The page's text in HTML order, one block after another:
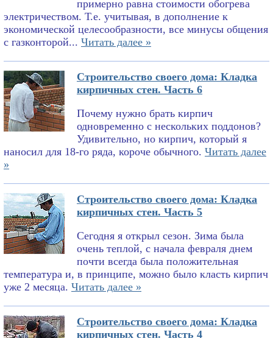
примерно равна стоимости обогрева
электричеством. Т.е. учитывая, в дополнение к
экономической целесообразности, все минусы общения
с газконторой... Читать далее »
Строительство своего дома: Кладка
кирпичных стен. Часть 6
Почему нужно брать кирпич
одновременно с нескольких поддонов?
Удивительно, но кирпич, который я
наносил для 18-го ряда, короче обычного. Читать далее
»
Строительство своего дома: Кладка
кирпичных стен. Часть 5
Сегодня я открыл сезон. Зима была
очень теплой, с начала февраля днем
почти всегда была положительная
температура и, в принципе, можно было класть кирпич
уже 2 месяца. Читать далее »
Строительство своего дома: Кладка
кирпичных стен. Часть 4